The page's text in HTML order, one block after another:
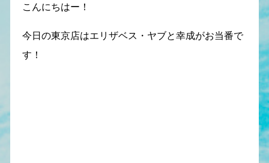
こんにちはー！
今日の東京店はエリザベス・ヤブと幸成がお当番で
す！